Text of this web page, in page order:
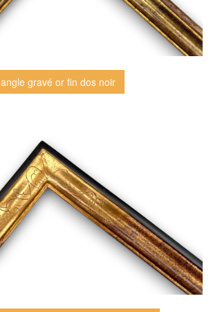
angle gravé or fin dos noir